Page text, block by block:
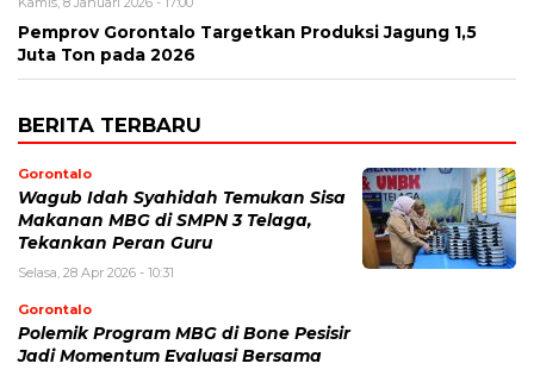
Pemprov Gorontalo Targetkan Produksi Jagung 1,5
Juta Ton pada 2026
BERITA TERBARU
Gorontalo
Wagub Idah Syahidah Temukan Sisa
Makanan MBG di SMPN 3 Telaga,
Tekankan Peran Guru
Selasa, 28 Apr 2026 - 10:31
Gorontalo
Polemik Program MBG di Bone Pesisir
Jadi Momentum Evaluasi Bersama